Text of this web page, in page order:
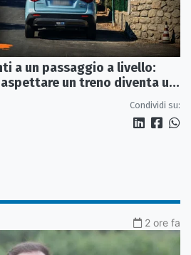
a un passaggio a livello:
un treno diventa un
Condividi su:
2 ore fa